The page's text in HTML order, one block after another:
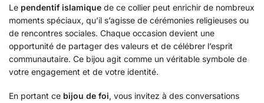
Le pendentif islamique de ce collier peut enrichir de nombreux
moments spéciaux, qu’il s’agisse de cérémonies religieuses ou
de rencontres sociales. Chaque occasion devient une
opportunité de partager des valeurs et de célébrer l’esprit
communautaire. Ce bijou agit comme un véritable symbole de
votre engagement et de votre identité.
En portant ce bijou de foi, vous invitez à des conversations